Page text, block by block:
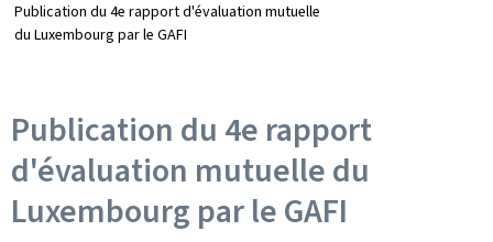
Publication du 4e rapport d'évaluation mutuelle
du Luxembourg par le GAFI
Publication du 4e rapport
d'évaluation mutuelle du
Luxembourg par le GAFI